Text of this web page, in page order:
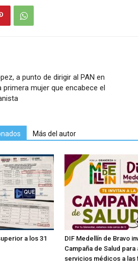
a punto de dirigir al PAN en
primera mujer que encabece el
Más del autor
a los 31
DIF Medellín de Bravo
Campaña de Salud
servicios médicos a las